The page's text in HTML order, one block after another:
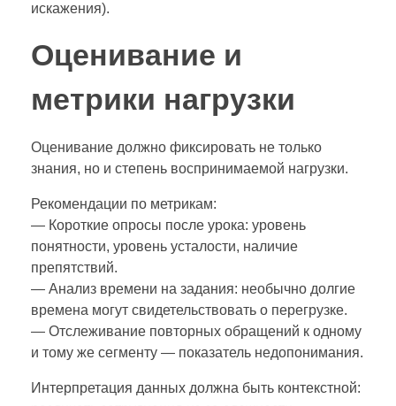
искажения).
Оценивание и
метрики нагрузки
Оценивание должно фиксировать не только
знания, но и степень воспринимаемой нагрузки.
Рекомендации по метрикам:
— Короткие опросы после урока: уровень
понятности, уровень усталости, наличие
препятствий.
— Анализ времени на задания: необычно долгие
времена могут свидетельствовать о перегрузке.
— Отслеживание повторных обращений к одному
и тому же сегменту — показатель недопонимания.
Интерпретация данных должна быть контекстной: